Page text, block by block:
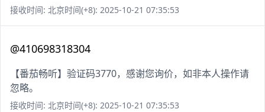
接收时间: 北京时间(+8): 2025-10-21 07:35:53
@410698318304
【番茄畅听】验证码3770，感谢您询价，如非本人操作请
忽略。
接收时间: 北京时间(+8): 2025-10-21 07:35:53